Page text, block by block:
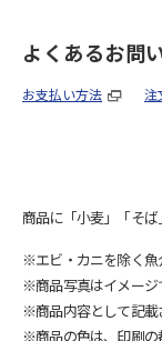
よくあるお問
お支払い方法 注
商品に「小麦」「そ
※エビ・カニを除く魚
※商品写真はイメージ
※商品内容として記載
※商品の色は、印刷の